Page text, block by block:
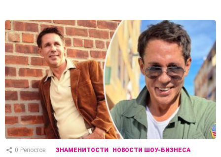
0 Репостов ЗНАМЕНИТОСТИ НОВОСТИ ШОУ-БИЗНЕСА